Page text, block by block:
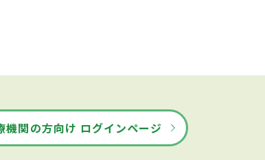
機関の方向け ログインページ